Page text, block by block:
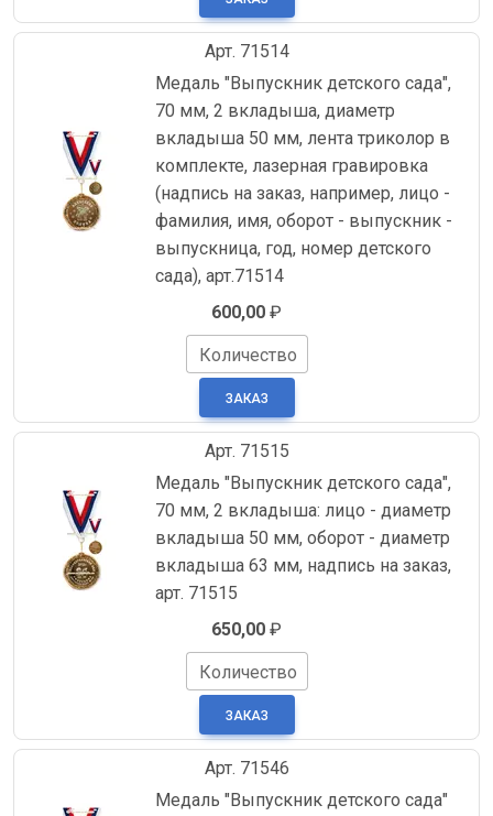
Арт. 71514
Медаль "Выпускник детского сада",
70 мм, 2 вкладыша, диаметр
вкладыша 50 мм, лента триколор в
комплекте, лазерная гравировка
(надпись на заказ, например, лицо -
фамилия, имя, оборот - выпускник -
выпускница, год, номер детского
сада), арт.71514
600,00 ₽
Количество
Арт. 71515
Медаль "Выпускник детского сада",
70 мм, 2 вкладыша: лицо - диаметр
вкладыша 50 мм, оборот - диаметр
вкладыша 63 мм, надпись на заказ,
арт. 71515
650,00 ₽
Количество
Арт. 71546
Медаль "Выпускник детского сада"